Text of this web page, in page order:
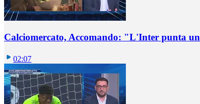
Calciomercato, Accomando: "L'Inter punta
02:07